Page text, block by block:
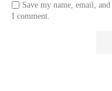
Save my name, email,
I comment.